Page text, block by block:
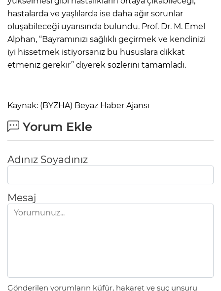
hastalarda ve yaşlılarda ise daha ağır sorunlar
oluşabileceği uyarısında bulundu. Prof. Dr. M. Emel
Alphan, “Bayramınızı sağlıklı geçirmek ve kendinizi
iyi hissetmek istiyorsanız bu hususlara dikkat
etmeniz gerekir” diyerek sözlerini tamamladı.
Kaynak: (BYZHA) Beyaz Haber Ajansı
Yorum Ekle
Adınız Soyadınız
Mesaj
Gönderilen yorumların küfür, hakaret ve suç unsuru